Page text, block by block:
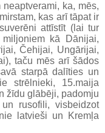
ka, mēs,
kas arī tāpat ir
attīstīt (lai tur
kā Dānijai,
Čehijai, Ungārijai,
taču mēs arī šādos
starpā dalīties un
strēlnieki, 15.maija
žīdu glābēji, padomju
rusofili, visbeidzot
latvieši un Kremļa